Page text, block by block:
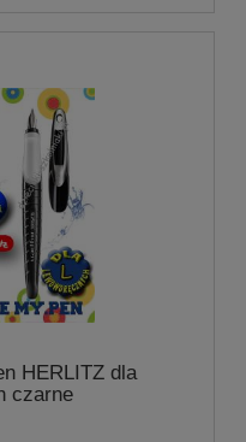
HERLITZ dla
czarne